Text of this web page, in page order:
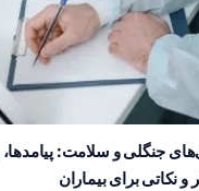
جنگلی و سلامت: پیامدها،
نکاتی برای بیماران